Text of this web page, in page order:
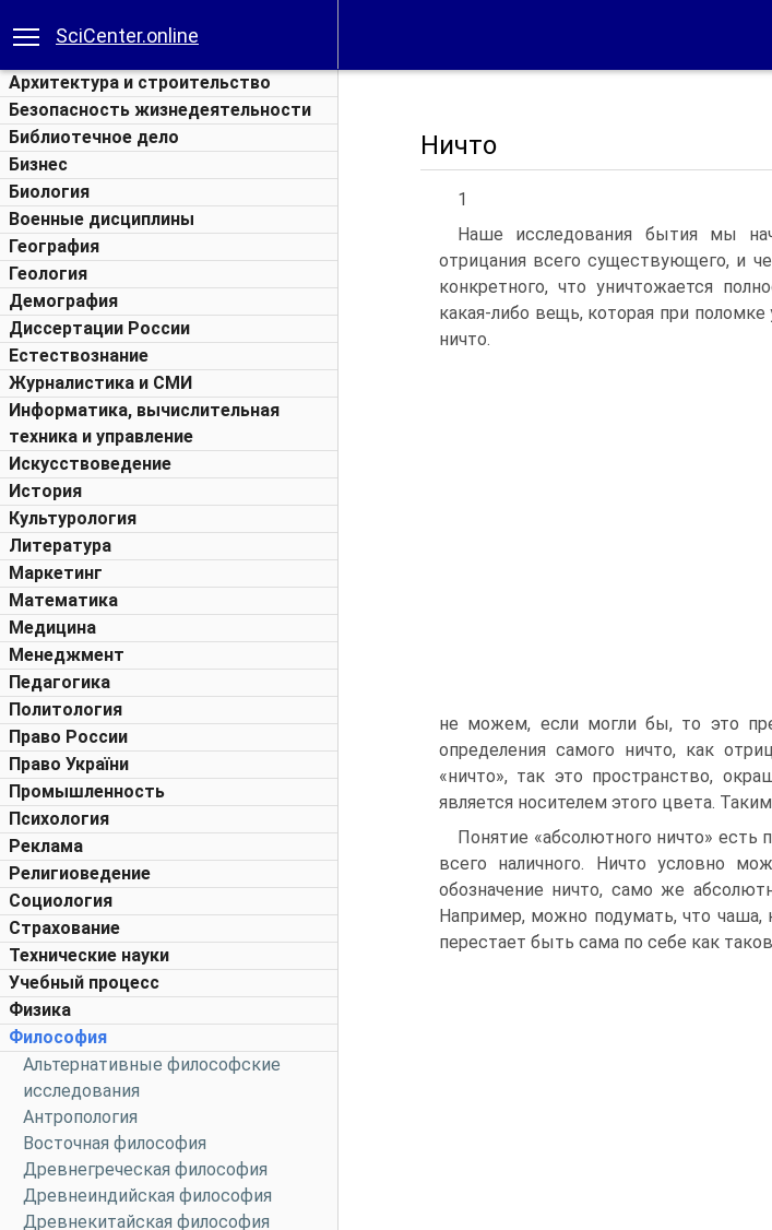
SciCenter.online
Архитектура и строительство
Безопасность жизнедеятельности
Библиотечное дело
Бизнес
Биология
Военные дисциплины
География
Геология
Демография
Диссертации России
Естествознание
Журналистика и СМИ
Информатика, вычислительная
техника и управление
Искусствоведение
История
Культурология
Литература
Маркетинг
Математика
Медицина
Менеджмент
Педагогика
Политология
Право России
Право України
Промышленность
Психология
Реклама
Религиоведение
Социология
Страхование
Технические науки
Учебный процесс
Физика
Философия
Альтернативные философские
исследования
Антропология
Восточная философия
Древнегреческая философия
Древнеиндийская философия
Древнекитайская философия
Ничто
1
Наше исследования бытия мы
отрицания всего существующего, и
конкретного, что уничтожается
какая-либо вещь, которая при
ничто.
не можем, если могли бы, то это
определения самого ничто, как
«ничто», так это пространство,
является носителем этого цвета.
Понятие «абсолютного ничто» есть
всего наличного. Ничто условно
обозначение ничто, само же
Например, можно подумать, что чаша,
перестает быть сама по себе как